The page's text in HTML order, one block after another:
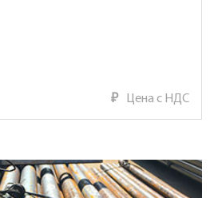
₽ Цена с НДС